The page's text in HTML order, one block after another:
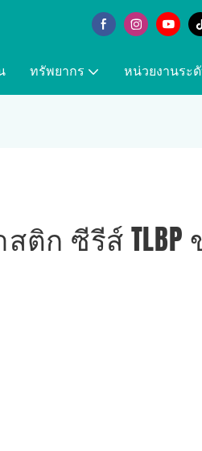
ทรัพยากร หน่วยงานระ
ก ซีรีส์ TLBP